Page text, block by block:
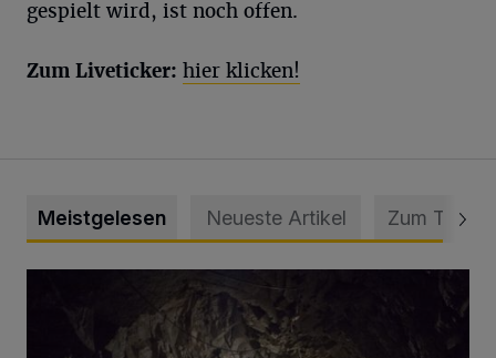
gespielt wird, ist noch offen.
Zum Liveticker: hier klicken!
Meistgelesen Neueste Artikel Zum Thema